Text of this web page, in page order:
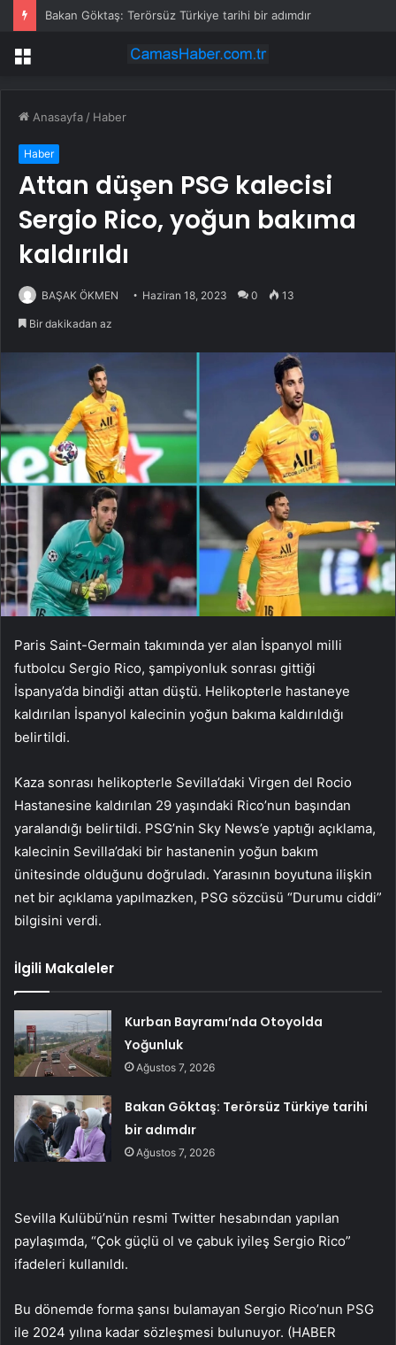
Bakan Göktaş: Terörsüz Türkiye tarihi bir adımdır
Menü
Anasayfa / Haber
Haber
Attan düşen PSG kalecisi
Sergio Rico, yoğun bakıma
kaldırıldı
BAŞAK ÖKMEN Haziran 18, 2023 0 13
Bir dakikadan az
Paris Saint-Germain takımında yer alan İspanyol milli
futbolcu Sergio Rico, şampiyonluk sonrası gittiği
İspanya’da bindiği attan düştü. Helikopterle hastaneye
kaldırılan İspanyol kalecinin yoğun bakıma kaldırıldığı
belirtildi.
Kaza sonrası helikopterle Sevilla’daki Virgen del Rocio
Hastanesine kaldırılan 29 yaşındaki Rico’nun başından
yaralandığı belirtildi. PSG’nin Sky News’e yaptığı açıklama,
kalecinin Sevilla’daki bir hastanenin yoğun bakım
ünitesinde olduğunu doğruladı. Yarasının boyutuna ilişkin
net bir açıklama yapılmazken, PSG sözcüsü “Durumu ciddi”
bilgisini verdi.
İlgili Makaleler
Kurban Bayramı’nda Otoyolda
Yoğunluk
Ağustos 7, 2026
Bakan Göktaş: Terörsüz Türkiye tarihi
bir adımdır
Ağustos 7, 2026
Sevilla Kulübü’nün resmi Twitter hesabından yapılan
paylaşımda, “Çok güçlü ol ve çabuk iyileş Sergio Rico”
ifadeleri kullanıldı.
Bu dönemde forma şansı bulamayan Sergio Rico’nun PSG
ile 2024 yılına kadar sözleşmesi bulunuyor. (HABER